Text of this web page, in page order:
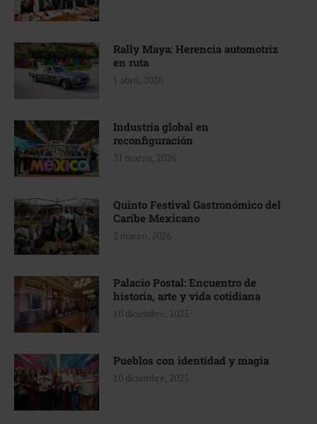
Rally Maya: Herencia automotriz
en ruta
1 abril, 2026
Industria global en
reconfiguración
31 marzo, 2026
Quinto Festival Gastronómico del
Caribe Mexicano
2 marzo, 2026
Palacio Postal: Encuentro de
historia, arte y vida cotidiana
10 diciembre, 2025
Pueblos con identidad y magia
10 diciembre, 2025